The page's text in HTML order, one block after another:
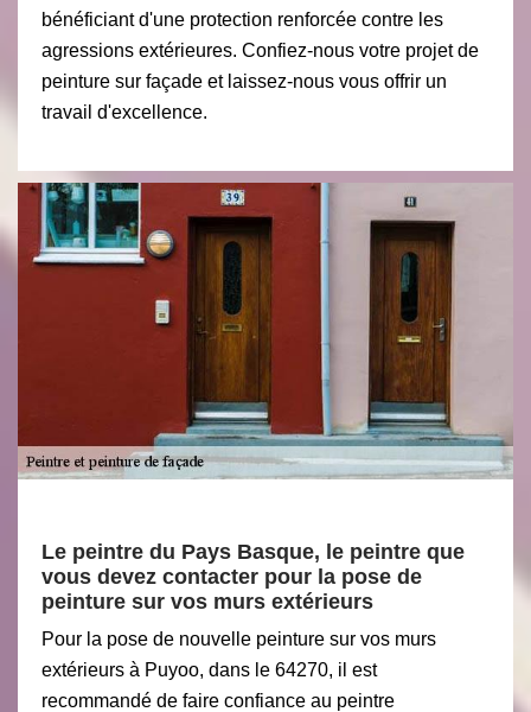
bénéficiant d'une protection renforcée contre les
agressions extérieures. Confiez-nous votre projet de
peinture sur façade et laissez-nous vous offrir un
travail d'excellence.
Le peintre du Pays Basque, le peintre que
vous devez contacter pour la pose de
peinture sur vos murs extérieurs
Pour la pose de nouvelle peinture sur vos murs
extérieurs à Puyoo, dans le 64270, il est
recommandé de faire confiance au peintre